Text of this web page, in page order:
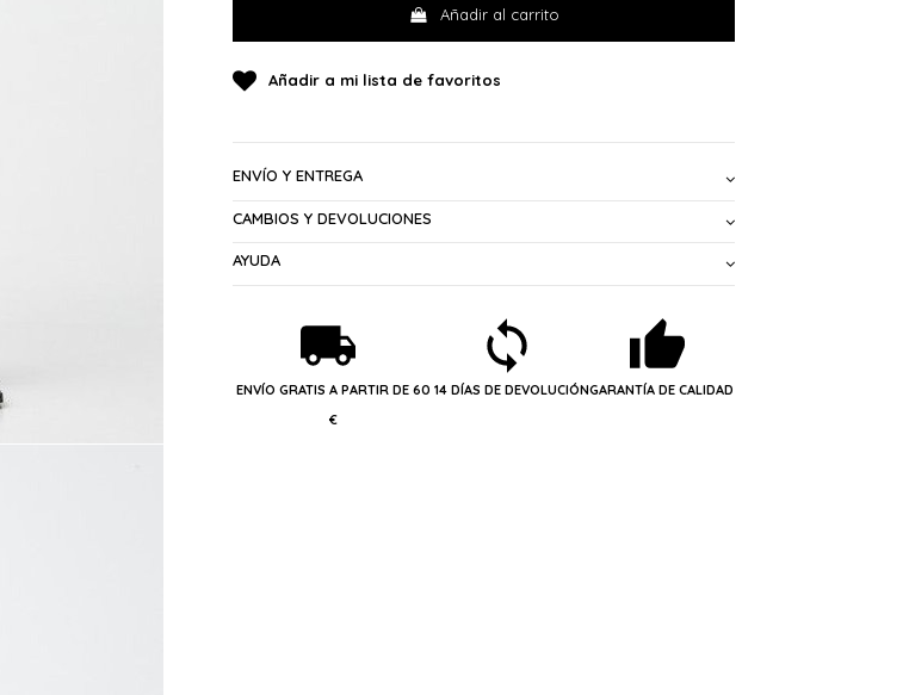
Añadir al carrito
ENVÍO Y ENTREGA
CAMBIOS Y DEVOLUCIONES
AYUDA
ENVÍO GRATIS A PARTIR DE 60
€
14 DÍAS DE DEVOLUCIÓNGARANTÍA DE CALIDAD